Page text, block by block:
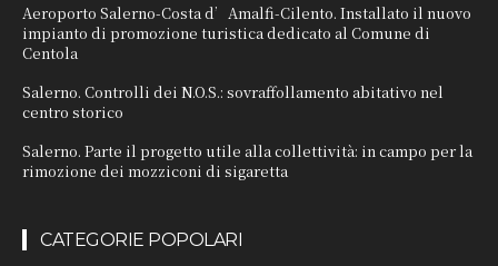
Aeroporto Salerno-Costa d’Amalfi-Cilento. Installato il nuovo
impianto di promozione turistica dedicato al Comune di
Centola
Salerno. Controlli dei N.O.S.: sovraffollamento abitativo nel
centro storico
Salerno. Parte il progetto utile alla collettività: in campo per la
rimozione dei mozziconi di sigaretta
CATEGORIE POPOLARI